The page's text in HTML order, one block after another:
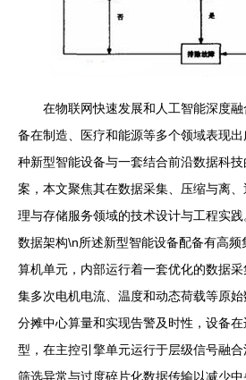
在物联网快速发展和人工智能深度
备在制造、医疗和能源等多个领域表现
种新型智能设备与一套结合前沿数据科
案，本文聚焦其在数据采集、压缩与离
理与存储服务领域的技术设计与工程实
数据架构\n所述新型智能设备配备有高
算机单元，内部运行着一套优化的数据
集多次电机电流、温度和动态荷载等原
分摊中心算量和实现告警及时性，设备
型，在主控引擎单元运行于层级信号融
筛选异常与过度碎片化数据传输以减少